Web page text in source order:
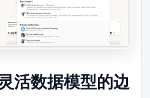
活数据模型的边